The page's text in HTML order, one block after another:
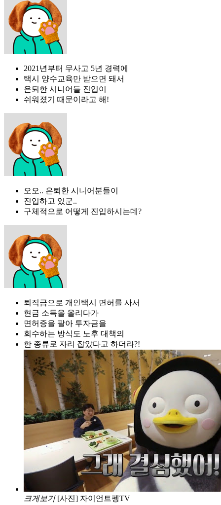
2021년부터 무사고 5년 경력에
택시 양수교육만 받으면 돼서
은퇴한 시니어들 진입이
쉬워졌기 때문이라고 해!
오오.. 은퇴한 시니어분들이
진입하고 있군..
구체적으로 어떻게 진입하시는데?
퇴직금으로 개인택시 면허를 사서
현금 소득을 올리다가
면허증을 팔아 투자금을
회수하는 방식도 노후 대책의
한 종류로 자리 잡았다고 하더라?!
크게보기 [사진] 자이언트펭TV